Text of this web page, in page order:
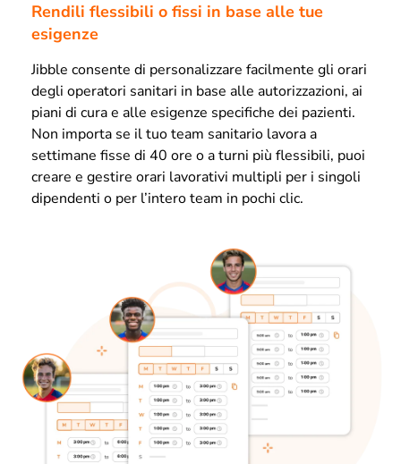
Rendili flessibili o fissi in base alle tue
esigenze
Jibble consente di personalizzare facilmente gli orari
degli operatori sanitari in base alle autorizzazioni, ai
piani di cura e alle esigenze specifiche dei pazienti.
Non importa se il tuo team sanitario lavora a
settimane fisse di 40 ore o a turni più flessibili, puoi
creare e gestire orari lavorativi multipli per i singoli
dipendenti o per l’intero team in pochi clic.